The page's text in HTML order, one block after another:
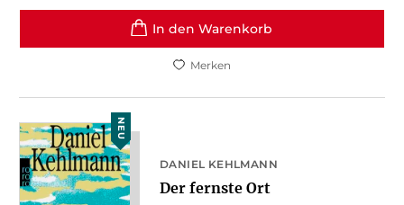
In den Warenkorb
Merken
NEU
DANIEL KEHLMANN
Der fernste Ort